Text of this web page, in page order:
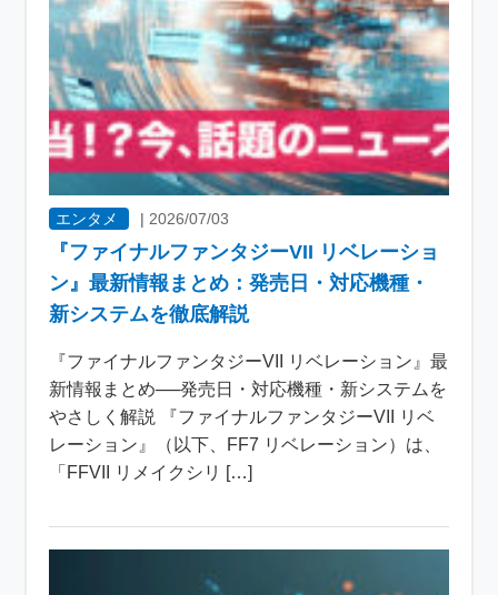
エンタメ | 2026/07/03
『ファイナルファンタジーVII リベレーショ
ン』最新情報まとめ：発売日・対応機種・
新システムを徹底解説
『ファイナルファンタジーVII リベレーション』最
新情報まとめ──発売日・対応機種・新システムを
やさしく解説 『ファイナルファンタジーVII リベ
レーション』（以下、FF7 リベレーション）は、
「FFVII リメイクシリ […]